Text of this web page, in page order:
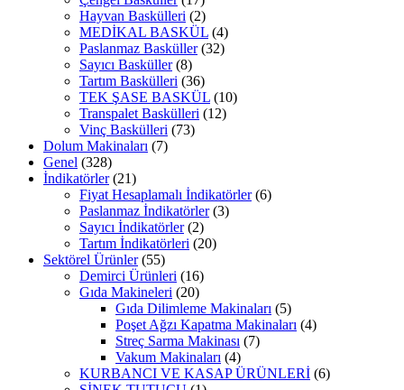
Hayvan Baskülleri (2)
MEDİKAL BASKÜL (4)
Paslanmaz Basküller (32)
Sayıcı Basküller (8)
Tartım Baskülleri (36)
TEK ŞASE BASKÜL (10)
Transpalet Baskülleri (12)
Vinç Baskülleri (73)
Dolum Makinaları (7)
Genel (328)
İndikatörler (21)
Fiyat Hesaplamalı İndikatörler (6)
Paslanmaz İndikatörler (3)
Sayıcı İndikatörler (2)
Tartım İndikatörleri (20)
Sektörel Ürünler (55)
Demirci Ürünleri (16)
Gıda Makineleri (20)
Gıda Dilimleme Makinaları (5)
Poşet Ağzı Kapatma Makinaları (4)
Streç Sarma Makinası (7)
Vakum Makinaları (4)
KURBANCI VE KASAP ÜRÜNLERİ (6)